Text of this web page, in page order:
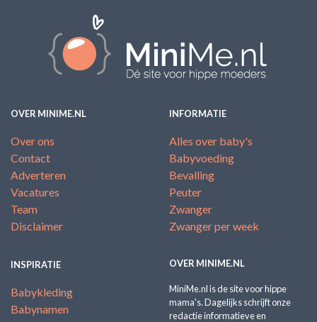
OVER MINIME.NL
Over ons
Contact
Adverteren
Vacatures
Team
Disclaimer
INFORMATIE
Alles over baby's
Babyvoeding
Bevalling
Peuter
Zwanger
Zwanger per week
INSPIRATIE
Babykleding
Babynamen
OVER MINIME.NL
MiniMe.nl is de site voor hippe
mama's. Dagelijks schrijft onze
redactie informatieve en